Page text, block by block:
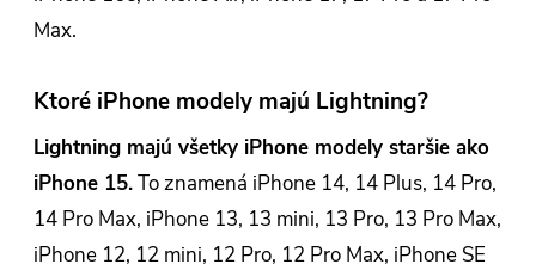
Max.
Ktoré iPhone modely majú Lightning?
Lightning majú všetky iPhone modely staršie ako
iPhone 15.To znamená iPhone 14, 14 Plus, 14 Pro,
14 Pro Max, iPhone 13, 13 mini, 13 Pro, 13 Pro Max,
iPhone 12, 12 mini, 12 Pro, 12 Pro Max, iPhone SE